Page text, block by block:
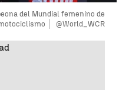
del Mundial femenino de
@World_WCR